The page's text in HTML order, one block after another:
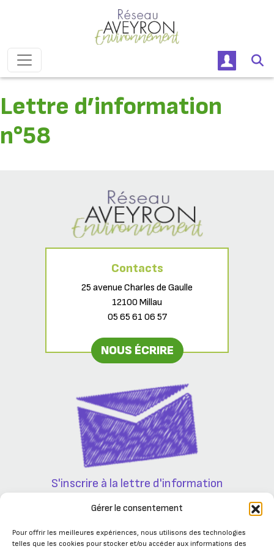
Gérer le consentement
Pour offrir les meilleures expériences, nous utilisons des technologies
telles que les cookies pour stocker et/ou accéder aux informations des
Navigation principale
Lettre d’information
n°58
Contacts
25 avenue Charles de Gaulle
12100 Millau
05 65 61 06 57
NOUS ÉCRIRE
S'inscrire à la lettre d'information